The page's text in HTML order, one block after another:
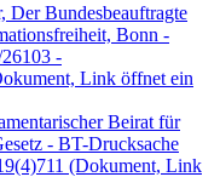
Der Bundesbeauftragte
Bonn -
-
Link öffnet ein
Beirat für
- BT-Drucksache
(Dokument, Link